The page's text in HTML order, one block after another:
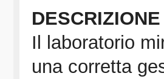
DESCRIZIONE
Il laboratorio
una corretta